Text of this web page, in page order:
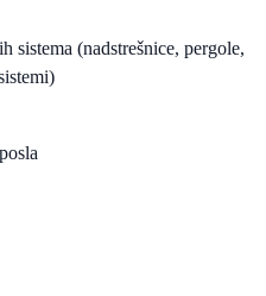
sistema (nadstrešnice, pergole,